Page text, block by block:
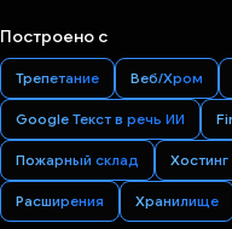
Построено с
Трепетание Веб/Хром
Google Текст в речь ИИ
Пожарный склад
Расширения Хранилище